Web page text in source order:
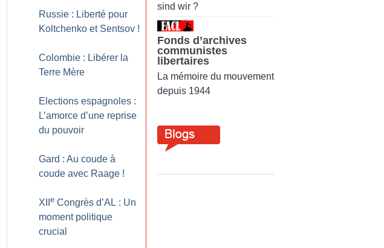
Russie : Liberté pour
Koltchenko et Sentsov !
Colombie : Libérer la
Terre Mère
Elections espagnoles :
L’amorce d’une reprise
du pouvoir
Gard : Au coude à
coude avec Raage !
XII e Congrès d’AL : Un
moment politique
crucial
sind wir ?
Fonds d’archives
communistes
libertaires
La mémoire du mouvement
depuis 1944